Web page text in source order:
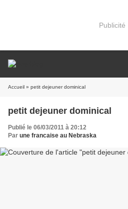
Publicité
Accueil » petit dejeuner dominical
petit dejeuner dominical
Publié le 06/03/2011 à 20:12
Par une francaise au Nebraska